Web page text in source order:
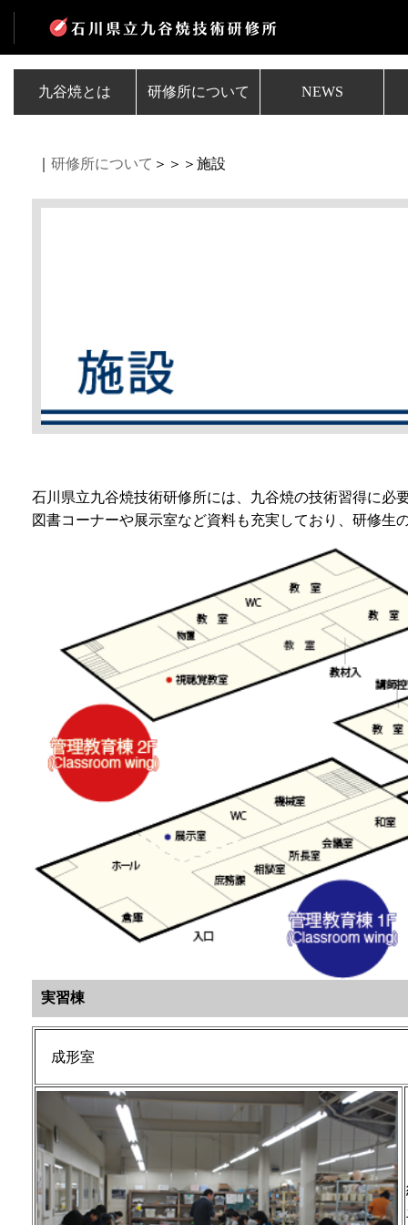
九谷焼とは 研修所について NEWS
研修所について ＞＞＞施設
石川県立九谷焼技術研修所には、九谷焼の技術習得に必
図書コーナーや展示室など資料も充実しており、研修生
実習棟
成形室